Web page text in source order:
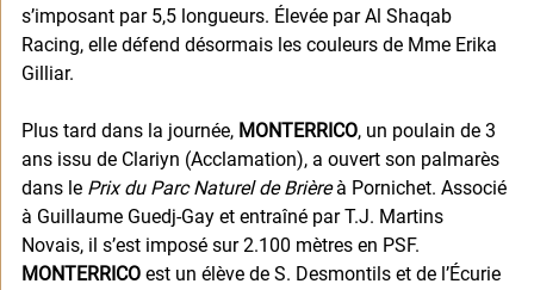
s’imposant par 5,5 longueurs. Élevée par Al Shaqab
Racing, elle défend désormais les couleurs de Mme Erika
Gilliar.
Plus tard dans la journée, MONTERRICO, un poulain de 3
ans issu de Clariyn (Acclamation), a ouvert son palmarès
dans le Prix du Parc Naturel de Brière à Pornichet. Associé
à Guillaume Guedj-Gay et entraîné par T.J. Martins
Novais, il s’est imposé sur 2.100 mètres en PSF.
MONTERRICO est un élève de S. Desmontils et de l’Écurie